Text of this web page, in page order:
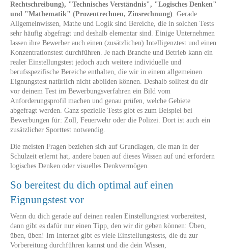
Rechtschreibung), "Technisches Verständnis", "Logisches Denken"
und "Mathematik" (Prozentrechnen, Zinsrechnung) . Gerade
Allgemeinwissen, Mathe und Logik sind Bereiche, die in solchen Tests
sehr häufig abgefragt und deshalb elementar sind. Einige Unternehmen
lassen ihre Bewerber auch einen (zusätzlichen) Intelligenztest und einen
Konzentrationstest durchführen. Je nach Branche und Betrieb kann ein
realer Einstellungstest jedoch auch weitere individuelle und
berufsspezifische Bereiche enthalten, die wir in einem allgemeinen
Eignungstest natürlich nicht abbilden können. Deshalb solltest du dir
vor deinem Test im Bewerbungsverfahren ein Bild vom
Anforderungsprofil machen und genau prüfen, welche Gebiete
abgefragt werden. Ganz spezielle Tests gibt es zum Beispiel bei
Bewerbungen für: Zoll, Feuerwehr oder die Polizei. Dort ist auch ein
zusätzlicher Sporttest notwendig.
Die meisten Fragen beziehen sich auf Grundlagen, die man in der
Schulzeit erlernt hat, andere bauen auf dieses Wissen auf und erfordern
logisches Denken oder visuelles Denkvermögen.
So bereitest du dich optimal auf einen
Eignungstest vor
Wenn du dich gerade auf deinen realen Einstellungstest vorbereitest,
dann gibt es dafür nur einen Tipp, den wir dir geben können: Üben,
üben, üben! Im Internet gibt es viele Einstellungstests, die du zur
Vorbereitung durchführen kannst und die dein Wissen,